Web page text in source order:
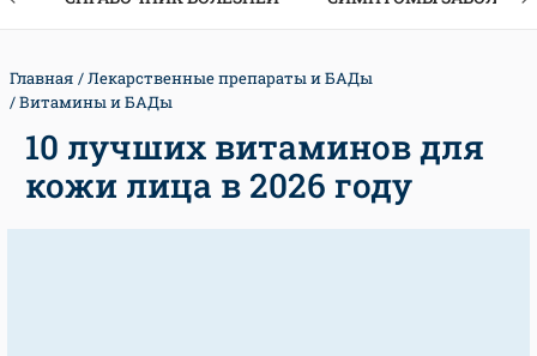
Главная
Лекарственные препараты и БАДы
Витамины и БАДы
10 лучших витаминов для
кожи лица в 2026 году